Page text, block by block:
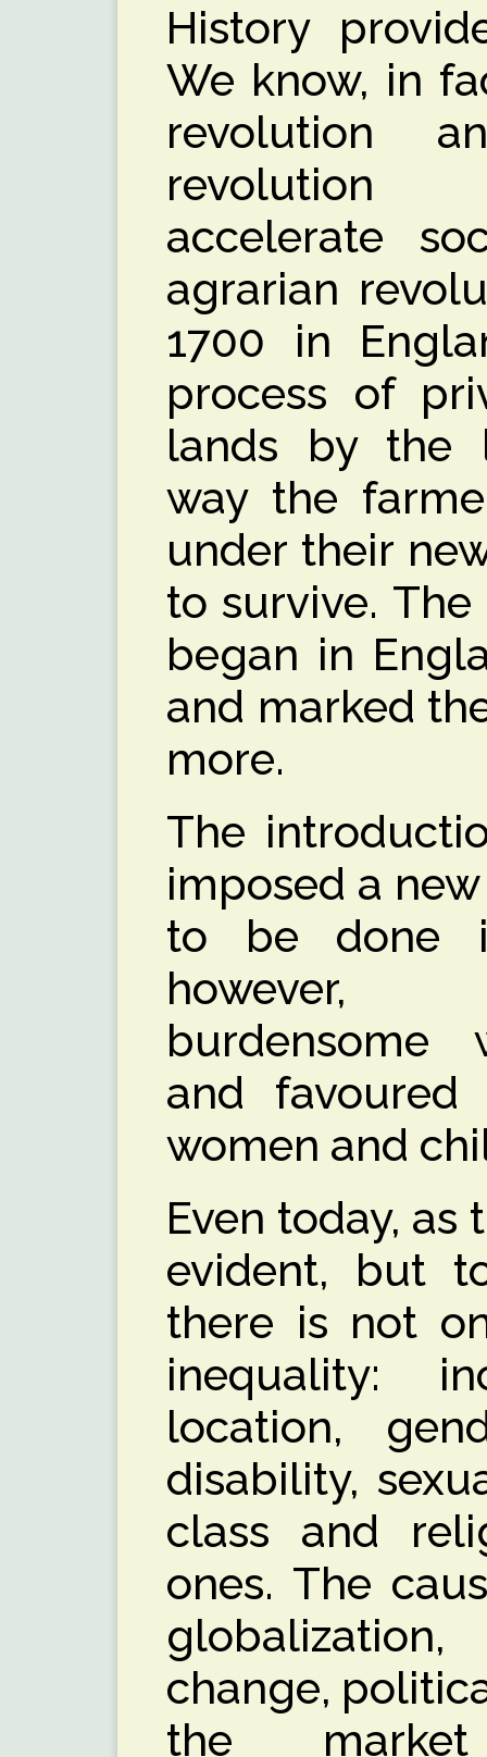
History
We know, in
revolution
revolution
accelerate
agrarian
1700 in
process of
lands by the
way the
under their
to survive.
began in
and marked
more.
The
imposed a
to be done
however,
burdensome
and
women and
Even today, as
evident, but
there is not
inequality:
location,
disability,
class and
ones. The
change,
the